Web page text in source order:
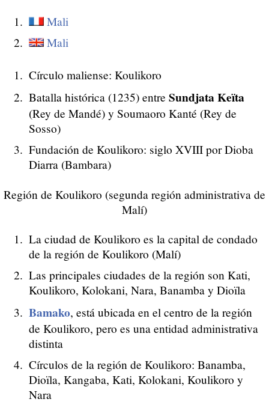
Mali
Mali
Círculo maliense: Koulikoro
Batalla histórica (1235) entre Sundjata Keïta
(Rey de Mandé) y Soumaoro Kanté (Rey de
Sosso)
Fundación de Koulikoro: siglo XVIII por Dioba
Diarra (Bambara)
Región de Koulikoro (segunda región administrativa de
Malí)
La ciudad de Koulikoro es la capital de condado
de la región de Koulikoro (Malí)
Las principales ciudades de la región son Kati,
Koulikoro, Kolokani, Nara, Banamba y Dioïla
Bamako, está ubicada en el centro de la región
de Koulikoro, pero es una entidad administrativa
distinta
Círculos de la región de Koulikoro: Banamba,
Dioïla, Kangaba, Kati, Kolokani, Koulikoro y
Nara